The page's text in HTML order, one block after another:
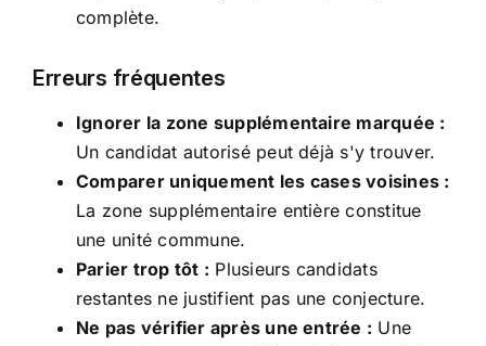
complète.
Erreurs fréquentes
Ignorer la zone supplémentaire marquée :
Un candidat autorisé peut déjà s'y trouver.
Comparer uniquement les cases voisines :
La zone supplémentaire entière constitue
une unité commune.
Parier trop tôt : Plusieurs candidats
restantes ne justifient pas une conjecture.
Ne pas vérifier après une entrée : Une